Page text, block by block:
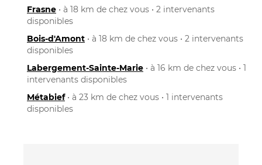
Frasne • à 18 km de chez vous • 2 intervenants
disponibles
Bois-d'Amont • à 18 km de chez vous • 2 intervenants
disponibles
Labergement-Sainte-Marie • à 16 km de chez vous • 1
intervenants disponibles
Métabief• à 23 km de chez vous • 1 intervenants
disponibles